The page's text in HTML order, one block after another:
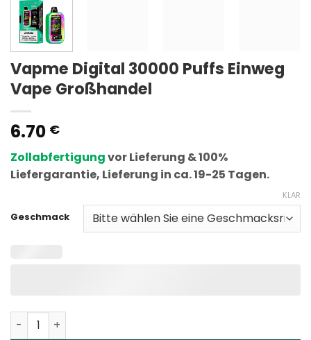
Vapme Digital 30000 Puffs Einweg
Vape Großhandel
6.70 €
Zollabfertigungvor Lieferung & 100%
Liefergarantie, Lieferung in ca. 19-25 Tagen.
Geschmack
KLAR
Vapme Digital 30000 Puffs Disposable Vape Wholesale